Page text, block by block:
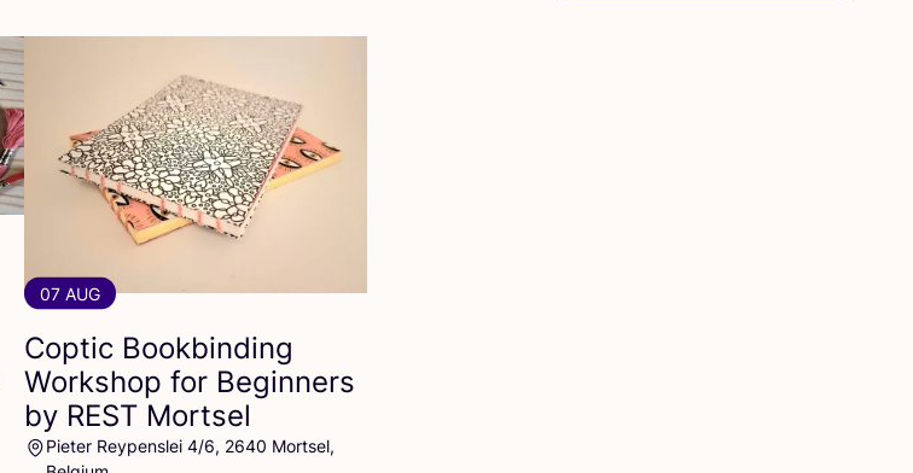
07 AUG
Coptic Bookbinding
Workshop for Beginners
by REST Mortsel
Pieter Reypenslei 4/6, 2640 Mortsel,